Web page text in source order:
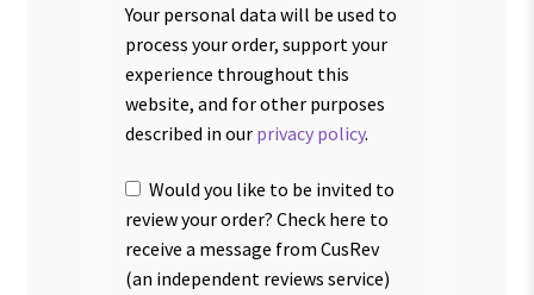
Your personal data will be used to
process your order, support your
experience throughout this
website, and for other purposes
described in our privacy policy.
Would you like to be invited to
review your order? Check here to
receive a message from CusRev
(an independent reviews service)